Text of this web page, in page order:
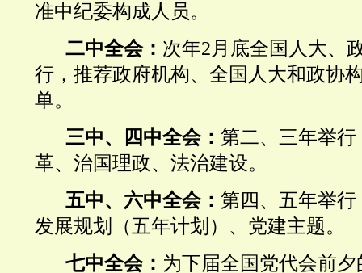
准中纪委构成人员。
二中全会： 次年2月底全国人大、
行，推荐政府机构、全国人大和政协
单。
三中、四中全会：第二、三年举行
革、治国理政、法治建设。
五中、六中全会：第四、五年举
发展规划（五年计划）、党建主题。
七中全会： 为下届全国党代会前